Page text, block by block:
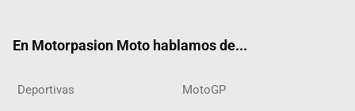
En Motorpasion Moto hablamos de...
Deportivas MotoGP